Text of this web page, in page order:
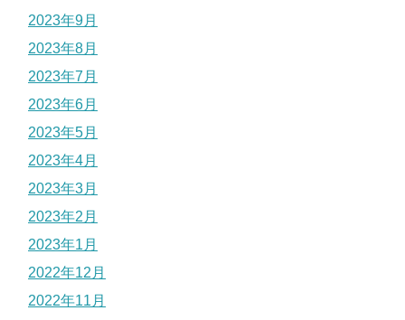
2023年9月
2023年8月
2023年7月
2023年6月
2023年5月
2023年4月
2023年3月
2023年2月
2023年1月
2022年12月
2022年11月